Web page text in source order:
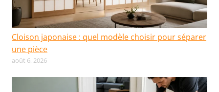
Cloison japonaise : quel modèle choisir pour séparer
une pièce
août 6, 2026